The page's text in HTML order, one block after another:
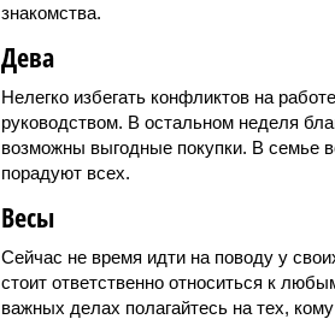
знакомства.
Дева
Нелегко избегать конфликтов на
руководством. В остальном неделя
возможны выгодные покупки. В семье
порадуют всех.
Весы
Сейчас не время идти на поводу у
стоит ответственно относиться к
важных делах полагайтесь на тех,